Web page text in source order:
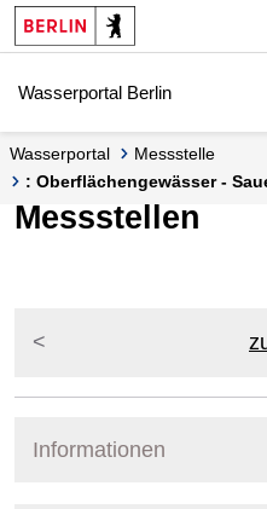
Springe zur Navigation
Springe zum Inhalt
Wasserportal Berlin
Wasserportal
Messstelle
: Oberflächengewässer -
Messstellen
Informationen